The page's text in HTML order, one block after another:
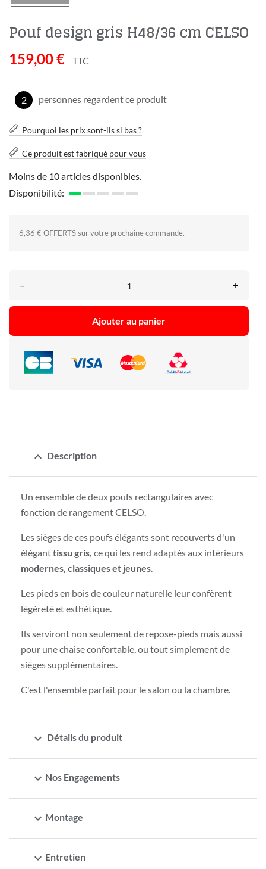
Pouf design gris H48/36 cm CELSO
159,00 € TTC
3 personnes regardent ce produit
Pourquoi les prix sont-ils si bas ?
Ce produit est fabriqué pour vous
Moins de 10 articles disponibles.
Disponibilité:
6,36 € OFFERTS sur votre prochaine commande.
– +
Ajouter au panier
expand_less Description
Un ensemble de deux poufs rectangulaires avec
fonction de rangement CELSO.
Les sièges de ces poufs élégants sont recouverts d'un
éléganttissu gris, ce qui les rend adaptés aux intérieurs
modernes, classiques et jeunes.
Les pieds en bois de couleur naturelle leur confèrent
légèreté et esthétique.
Ils serviront non seulement de repose-pieds mais aussi
pour une chaise confortable, ou tout simplement de
sièges supplémentaires.
C'est l'ensemble parfait pour le salon ou la chambre.
expand_more Détails du produit
expand_more Nos Engagements
expand_more Montage
expand_more Entretien